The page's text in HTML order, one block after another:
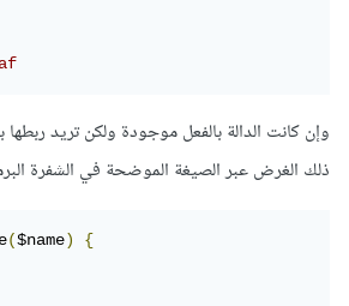
وإن كانت الدالة بالفعل موجودة ولكن تريد
ذلك الغرض عبر الصيغة الموضحة في الشفرة
($name)
{